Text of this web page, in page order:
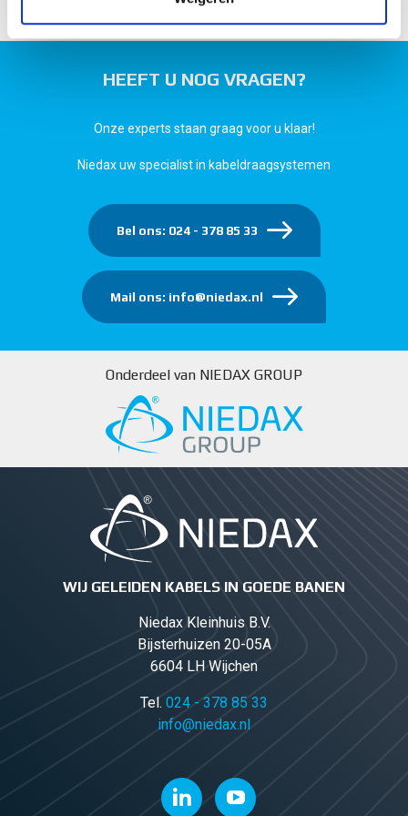
HEEFT U NOG VRAGEN?
Onze experts staan graag voor u klaar!
Niedax uw specialist in kabeldraagsystemen
Bel ons: 024 - 378 85 33
Mail ons: info@niedax.nl
Onderdeel van NIEDAX GROUP
WIJ GELEIDEN KABELS IN GOEDE BANEN
Niedax Kleinhuis B.V.
Bijsterhuizen 20-05A
6604 LH Wijchen
Tel. 024 - 378 85 33
info@niedax.nl